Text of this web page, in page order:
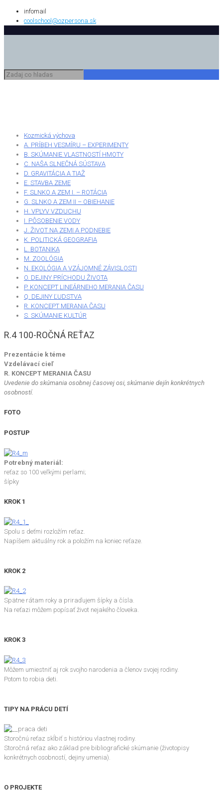
infomail
coolschool@ozpersona.sk
Kozmická výchova
A. PRÍBEH VESMÍRU – EXPERIMENTY
B. SKÚMANIE VLASTNOSTÍ HMOTY
C. NAŠA SLNEČNÁ SÚSTAVA
D. GRAVITÁCIA A TIAŽ
E. STAVBA ZEME
F. SLNKO A ZEM I. – ROTÁCIA
G. SLNKO A ZEM II – OBIEHANIE
H. VPLYV VZDUCHU
I. PÔSOBENIE VODY
J. ŽIVOT NA ZEMI A PODNEBIE
K. POLITICKÁ GEOGRAFIA
L. BOTANIKA
M. ZOOLÓGIA
N. EKOLÓGIA A VZÁJOMNÉ ZÁVISLOSTI
O. DEJINY PRÍCHODU ŽIVOTA
P. KONCEPT LINEÁRNEHO MERANIA ČASU
Q. DEJINY ĽUDSTVA
R. KONCEPT MERANIA ČASU
S. SKÚMANIE KULTÚR
R.4 100-ROČNÁ REŤAZ
Prezentácie k téme
Vzdelávací cieľ
R. KONCEPT MERANIA ČASU
Uvedenie do skúmania osobnej časovej osi, skúmanie dejín konkrétnych
osobností.
FOTO
POSTUP
Potrebný materiál:
reťaz so 100 veľkými perlami;
šípky
KROK 1
Spolu s deťmi rozložím reťaz.
Napíšem aktuálny rok a položím na koniec reťaze.
KROK 2
Spätne rátam roky a priraďujem šípky a čísla.
Na reťazi môžem popísať život nejakého človeka.
KROK 3
Môžem umiestniť aj rok svojho narodenia a členov svojej rodiny.
Potom to robia deti.
TIPY NA PRÁCU DETÍ
Storočnú reťaz skĺbiť s históriou vlastnej rodiny.
Storočná reťaz ako základ pre bibliografické skúmanie (životopisy
konkrétnych osobností, dejiny umenia).
O PROJEKTE